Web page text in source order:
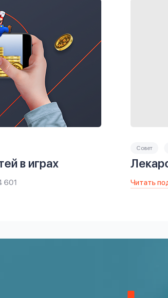
в играх
601
Совет
Читать